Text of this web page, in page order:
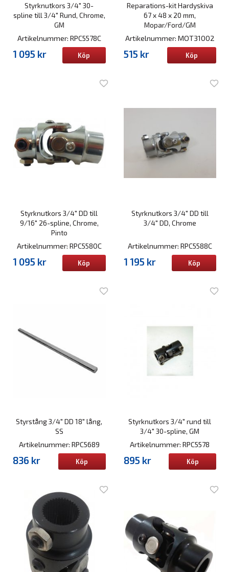
Styrknutkors 3/4" 30-
spline till 3/4" Rund, Chrome,
GM
Artikelnummer: RPC5578C
1 095 kr Köp
Reparations-kit Hardyskiva
67 x 48 x 20 mm,
Mopar/Ford/GM
Artikelnummer: MOT31002
515 kr Köp
Styrknutkors 3/4" DD till
9/16" 26-spline, Chrome,
Pinto
Artikelnummer: RPC5580C
1 095 kr Köp
Styrknutkors 3/4" DD till
3/4" DD, Chrome
Artikelnummer: RPC5588C
1 195 kr Köp
Styrstång 3/4" DD 18" lång,
SS
Artikelnummer: RPC5689
836 kr Köp
Styrknutkors 3/4" rund till
3/4" 30-spline, GM
Artikelnummer: RPC5578
895 kr Köp